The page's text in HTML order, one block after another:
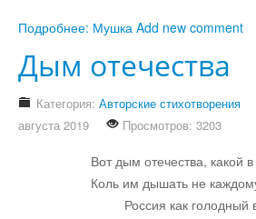
Подробнее: Мушка Add new comment
Дым отечества
Категория: Авторские стихотворения
августа 2019
Просмотров: 3203
Вот дым отечества, какой
Коль им дышать не
Россия как голодный